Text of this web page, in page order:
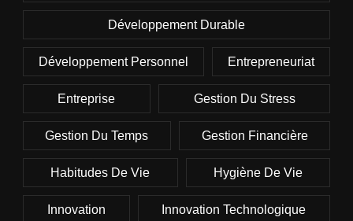
Développement Durable
Développement Personnel Entrepreneuriat
Entreprise Gestion Du Stress
Gestion Du Temps Gestion Financière
Habitudes De Vie Hygiène De Vie
Innovation Innovation Technologique